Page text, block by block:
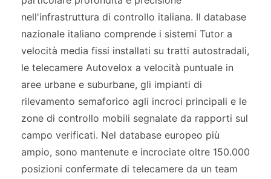
nell'infrastruttura di controllo italiana. Il database
nazionale italiano comprende i sistemi Tutor a
velocità media fissi installati su tratti autostradali,
le telecamere Autovelox a velocità puntuale in
aree urbane e suburbane, gli impianti di
rilevamento semaforico agli incroci principali e le
zone di controllo mobili segnalate da rapporti sul
campo verificati. Nel database europeo più
ampio, sono mantenute e incrociate oltre 150.000
posizioni confermate di telecamere da un team